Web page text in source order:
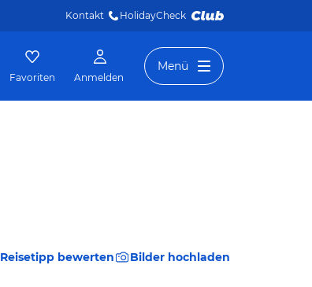
Kontakt HolidayCheck
Favoriten Anmelden
Menü
Reisetipp bewerten Bilder hochladen